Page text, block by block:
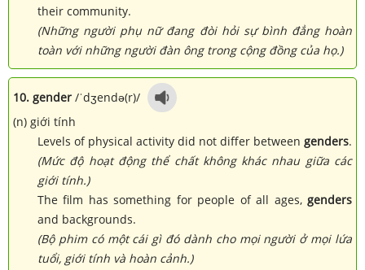
their community.
(Những người phụ nữ đang đòi hỏi sự bình đẳng hoàn
toàn với những người đàn ông trong cộng đồng của họ.)
10. gender /ˈdʒendə(r)/
(n) giới tính
Levels of physical activity did not differ between genders.
(Mức độ hoạt động thể chất không khác nhau giữa các
giới tính.)
The film has something for people of all ages, genders
and backgrounds.
(Bộ phim có một cái gì đó dành cho mọi người ở mọi lứa
tuổi, giới tính và hoàn cảnh.)